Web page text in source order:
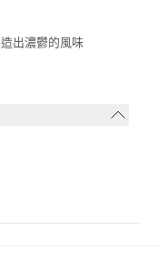
出濃鬱的風味